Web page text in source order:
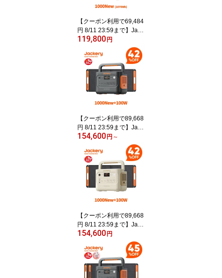
操作 純正弦波 ジャクリ
【クーポン利用で69,484
円 8/11 23:59まで】Jack
ery ポータブル電源 1000
New サンドゴールド 107
0Wh リン酸鉄 十年長寿
命 定格1500W 最速1時間
満充電 バッテリー コン
パクト 防災 家庭用 アウ
トドア用 車中泊 UPS機
能 アプリ遠隔操作 ジャ
119,800円
【クーポン利用で89,668
円 8/11 23:59まで】Jack
ery Solar Generator 100
0 New 1070Wh 100W ポ
ータブル電源 ソーラーパ
ネル セット リン酸鉄 長
寿命 バッテリー 定格150
0W コンパクト 急速充電
アウトドア 防災 車中泊
UPS機能 太陽光発電 ジ
154,600円 ～
【クーポン利用で89,668
円 8/11 23:59まで】Jack
ery Solar Generator 100
0 New サンドゴールド 1
070Wh 100W ポータブ
ル電源 ソーラーパネル
セット リン酸鉄 大容量
154,600円